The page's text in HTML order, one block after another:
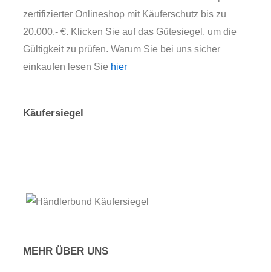
zertifizierter Onlineshop mit Käuferschutz bis zu
20.000,- €. Klicken Sie auf das Gütesiegel, um die
Gültigkeit zu prüfen. Warum Sie bei uns sicher
einkaufen lesen Sie hier
Käufersiegel
MEHR ÜBER UNS